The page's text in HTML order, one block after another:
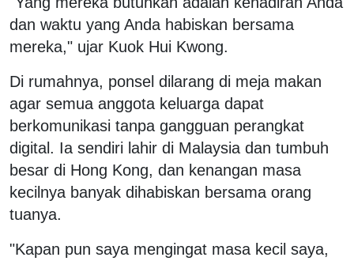
dan waktu yang Anda habiskan bersama
mereka," ujar Kuok Hui Kwong.
Di rumahnya, ponsel dilarang di meja makan
agar semua anggota keluarga dapat
berkomunikasi tanpa gangguan perangkat
digital. Ia sendiri lahir di Malaysia dan tumbuh
besar di Hong Kong, dan kenangan masa
kecilnya banyak dihabiskan bersama orang
tuanya.
"Kapan pun saya mengingat masa kecil saya,